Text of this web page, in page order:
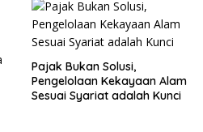
Pajak Bukan Solusi,
Pengelolaan Kekayaan Alam
Sesuai Syariat adalah Kunci